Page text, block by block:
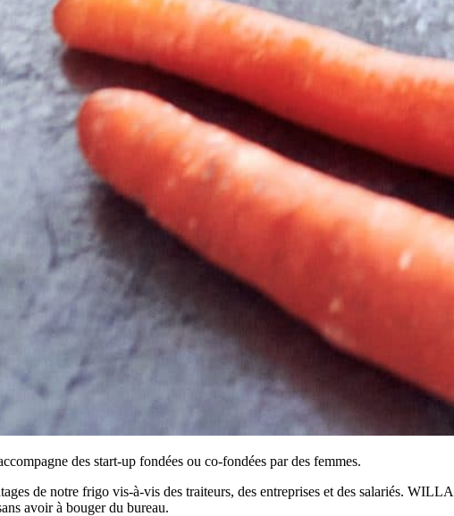
des start-up fondées ou co-fondées par des femmes.
de notre frigo vis-à-vis des traiteurs, des entreprises et des salariés.
avoir à bouger du bureau.